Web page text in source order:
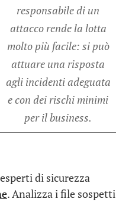
responsabile di un
attacco rende la lotta
molto più facile: si può
attuare una risposta
agli incidenti adeguata
e con dei rischi minimi
per il business.
di sicurezza
. Analizza i file sospetti